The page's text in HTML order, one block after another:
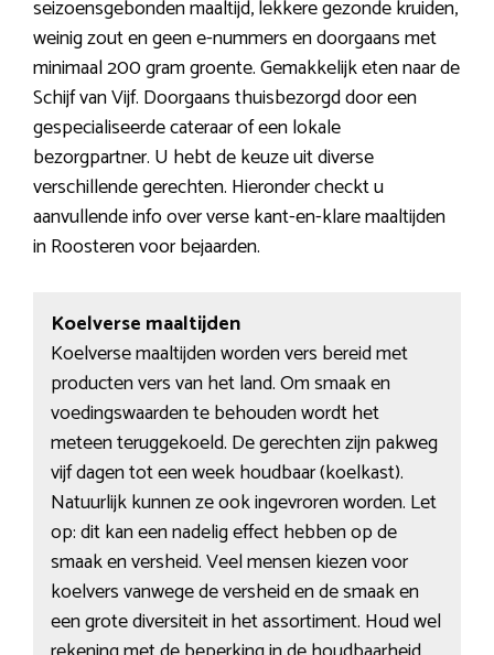
seizoensgebonden maaltijd, lekkere gezonde kruiden,
weinig zout en geen e-nummers en doorgaans met
minimaal 200 gram groente. Gemakkelijk eten naar de
Schijf van Vijf. Doorgaans thuisbezorgd door een
gespecialiseerde cateraar of een lokale
bezorgpartner. U hebt de keuze uit diverse
verschillende gerechten. Hieronder checkt u
aanvullende info over verse kant-en-klare maaltijden
in Roosteren voor bejaarden.
Koelverse maaltijden
Koelverse maaltijden worden vers bereid met
producten vers van het land. Om smaak en
voedingswaarden te behouden wordt het
meteen teruggekoeld. De gerechten zijn pakweg
vijf dagen tot een week houdbaar (koelkast).
Natuurlijk kunnen ze ook ingevroren worden. Let
op: dit kan een nadelig effect hebben op de
smaak en versheid. Veel mensen kiezen voor
koelvers vanwege de versheid en de smaak en
een grote diversiteit in het assortiment. Houd wel